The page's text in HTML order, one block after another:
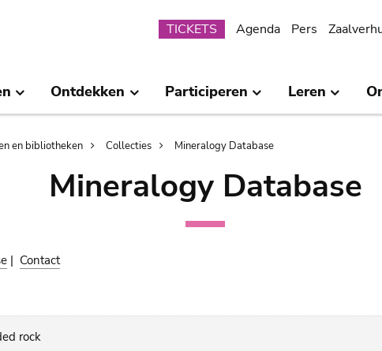
Submenu
TICKETS Agenda Pers
Ontdekken Participeren Leren
en bibliotheken Collecties Mineralogy Database
Mineralogy Database
| Contact
rock